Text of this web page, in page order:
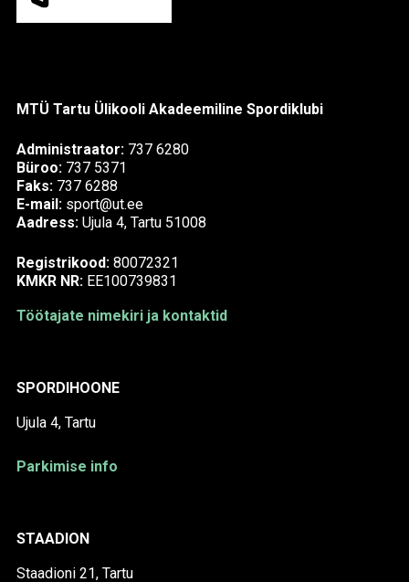
MTÜ Tartu Ülikooli Akadeemiline Spordiklubi
Administraator: 737 6280
Büroo: 737 5371
Faks: 737 6288
E-mail: sport@ut.ee
Aadress: Ujula 4, Tartu 51008
Registrikood: 80072321
KMKR NR: EE100739831
Töötajate nimekiri ja kontaktid
SPORDIHOONE
Ujula 4, Tartu
Parkimise info
STAADION
Staadioni 21, Tartu